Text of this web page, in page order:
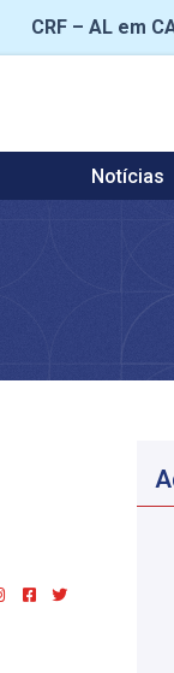
CRF – AL em
Notícias